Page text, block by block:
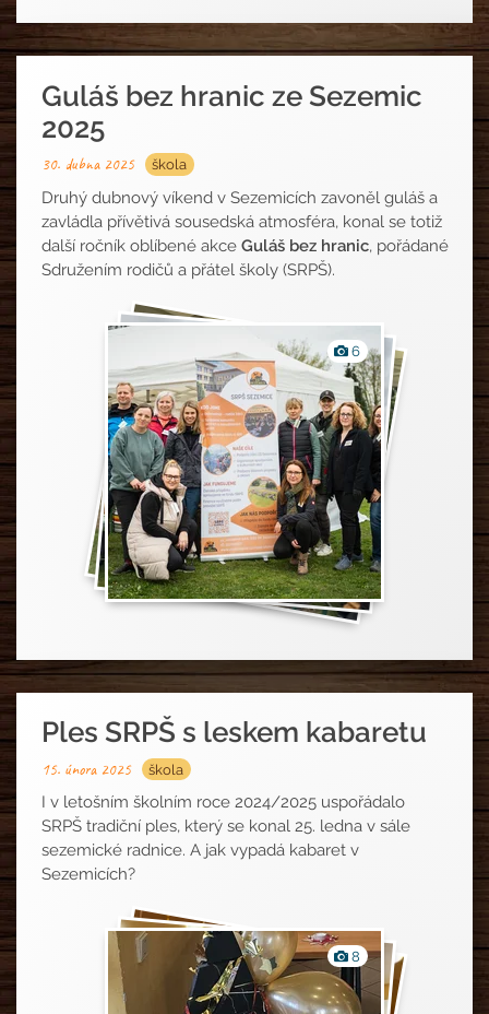
Guláš bez hranic ze Sezemic
2025
30. dubna 2025 škola
Druhý dubnový víkend v Sezemicích zavoněl guláš a
zavládla přívětivá sousedská atmosféra, konal se totiž
další ročník oblíbené akce Guláš bez hranic, pořádané
Sdružením rodičů a přátel školy (SRPŠ).
6Fotografie
Ples SRPŠ s leskem kabaretu
15. února 2025 škola
I v letošním školním roce 2024/2025 uspořádalo
SRPŠ tradiční ples, který se konal 25. ledna v sále
sezemické radnice. A jak vypadá kabaret v
Sezemicích?
8 Fotografie